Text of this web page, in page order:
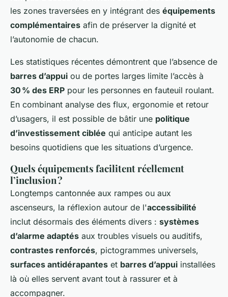
les zones traversées en y intégrant des équipements
complémentaires afin de préserver la dignité et
l’autonomie de chacun.
Les statistiques récentes démontrent que l’absence de
barres d’appui ou de portes larges limite l’accès à
30 % des ERP pour les personnes en fauteuil roulant.
En combinant analyse des flux, ergonomie et retour
d’usagers, il est possible de bâtir une politique
d’investissement ciblée qui anticipe autant les
besoins quotidiens que les situations d’urgence.
Quels équipements facilitent réellement
l’inclusion ?
Longtemps cantonnée aux rampes ou aux
ascenseurs, la réflexion autour de l'accessibilité
inclut désormais des éléments divers : systèmes
d’alarme adaptés aux troubles visuels ou auditifs,
contrastes renforcés, pictogrammes universels,
surfaces antidérapantes et barres d’appui installées
là où elles servent avant tout à rassurer et à
accompagner.